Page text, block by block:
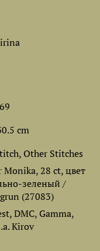
cm
Other Stitches
Monika, 28 ct, цвет
зеленый /
(27083)
DMC, Gamma,
Kirov